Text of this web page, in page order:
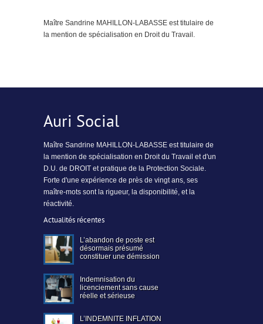
Maître Sandrine MAHILLON-LABASSE est titulaire de
la mention de spécialisation en Droit du Travail.
Auri Social
Maître Sandrine MAHILLON-LABASSE est titulaire de
la mention de spécialisation en Droit du Travail et d'un
D.U. de DROIT et pratique de la Protection Sociale.
Forte d'une expérience de près de vingt ans, ses
maître-mots sont la rigueur, la disponibilité, et la
réactivité.
Actualités récentes
L’abandon de poste est
désormais présumé
constituer une démission
Indemnisation du
licenciement sans cause
réelle et sérieuse
L’INDEMNITE INFLATION